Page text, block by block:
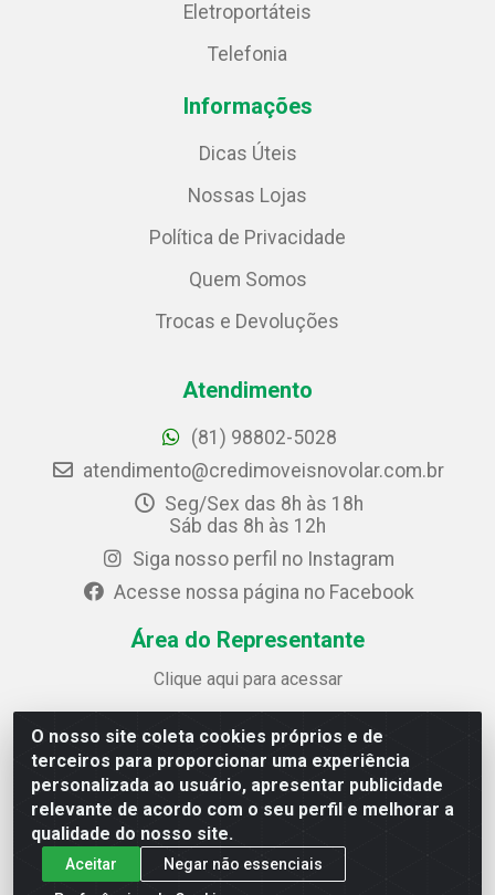
O nosso site coleta cookies próprios e de
terceiros para proporcionar uma experiência
personalizada ao usuário, apresentar publicidade
relevante de acordo com o seu perfil e melhorar a
qualidade do nosso site.
Aceitar
Negar não essenciais
Eletroportáteis
Telefonia
Informações
Dicas Úteis
Nossas Lojas
Política de Privacidade
Quem Somos
Trocas e Devoluções
Atendimento
(81) 98802-5028
atendimento@credimoveisnovolar.com.br
Seg/Sex das 8h às 18h
Sáb das 8h às 12h
Siga nosso perfil no Instagram
Acesse nossa página no Facebook
Área do Representante
Clique aqui para acessar
Credimóveis Novolar Ltda
Rua José Alves Bezerra, 430 - Prazeres - Jaboatão dos
Guararapes / PE - CEP 54.325-610
CNPJ: 09.930.165/0013-70